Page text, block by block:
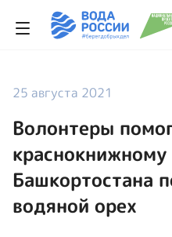
25 августа 2021
Волонтеры
Башкортостана
водяной орех